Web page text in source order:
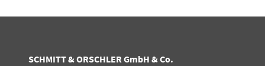
SCHMITT & ORSCHLER GmbH & Co.